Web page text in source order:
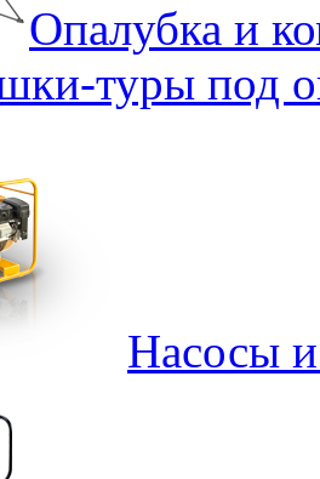
Опалубка и
туры под
Насосы